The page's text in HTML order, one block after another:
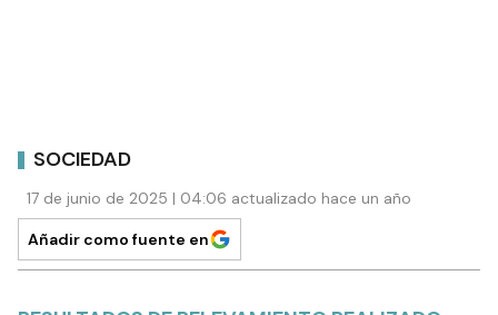
SOCIEDAD
17 de junio de 2025 | 04:06 actualizado hace un año
Añadir como fuente en